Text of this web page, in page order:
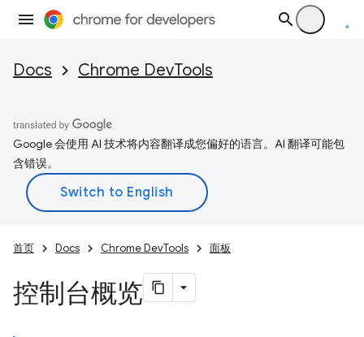
Docs Chrome DevTools
Google 会使用 AI 技术将内容翻译成您偏好的语言。AI 翻译可能包
含错误。
首页 Docs Chrome DevTools 面板
控制台概览